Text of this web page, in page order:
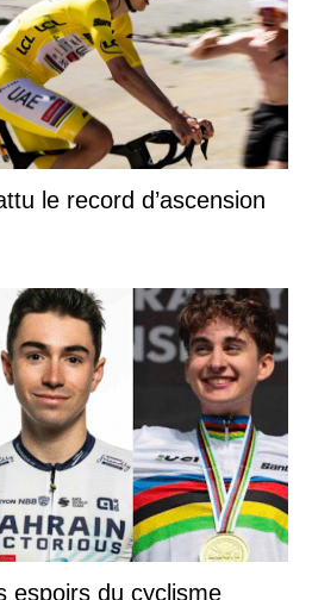
le record d’ascension
espoirs du cyclisme